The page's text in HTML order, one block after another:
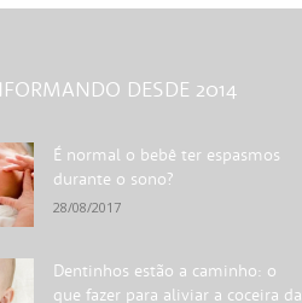
DESDE 2014
É normal o bebê ter espasmos
durante o sono?
28/08/2017
Dentinhos estão a caminho: o
que fazer para aliviar a coceira da